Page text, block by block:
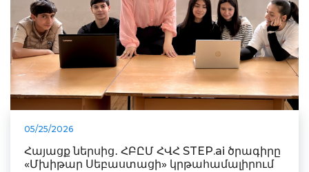
05/25/2026
Հայացք ներսից․ ՀԲԸՄ ՀՎՀ STEP.ai ծրագիրը
«Մխիթար Սեբաստացի» կրթահամալիրում